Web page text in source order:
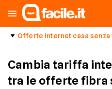
Offerte internet casa senza
Cambia tariffa
tra le offerte fibra